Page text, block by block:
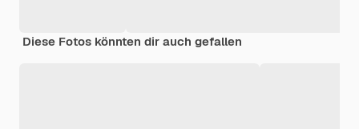
Diese Fotos könnten dir auch gefallen